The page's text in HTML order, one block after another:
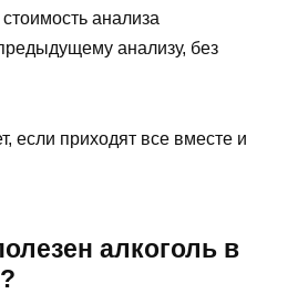
анализа
анализу, без
если приходят все вместе и
алкоголь в